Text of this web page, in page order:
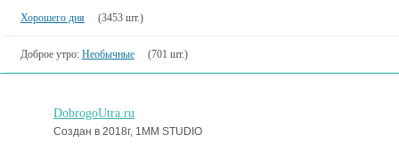
Хорошего дня (3453 шт.)
Доброе утро: Необычные (701 шт.)
DobrogoUtra.ru
Создан в 2018г, 1MM STUDIO